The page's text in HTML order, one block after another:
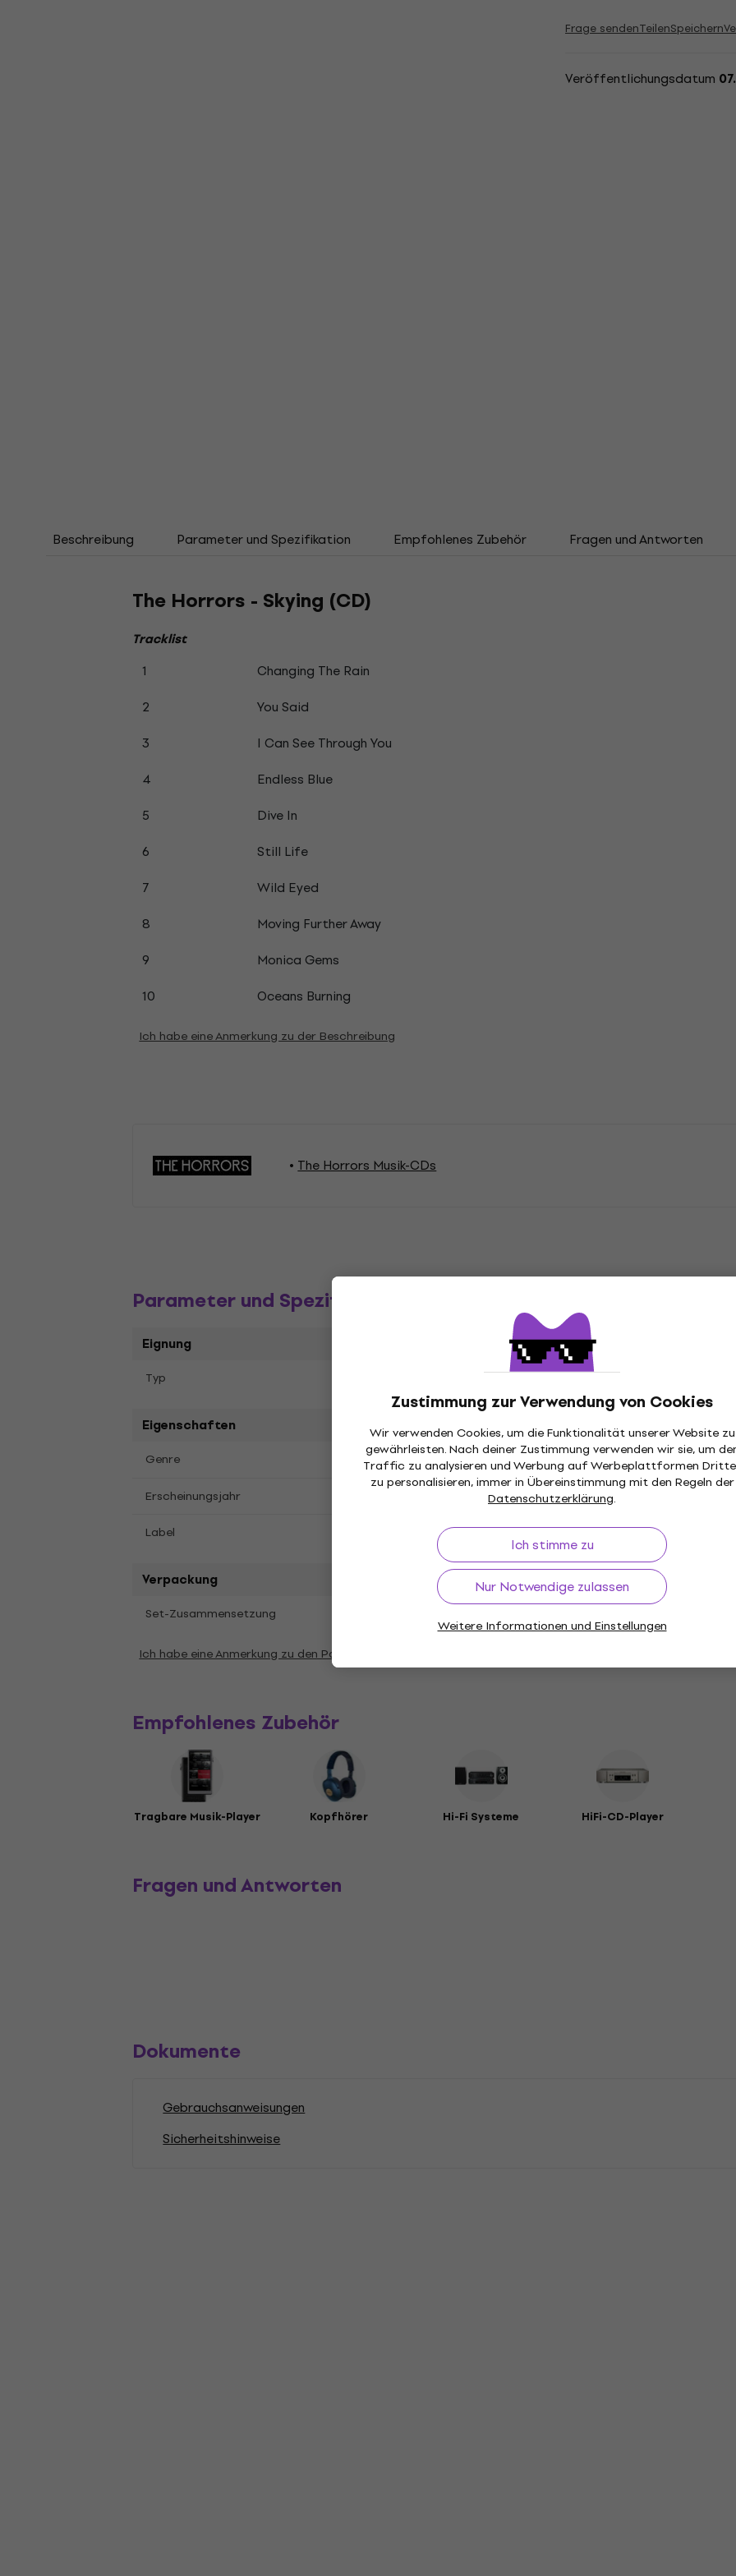
Zustimmung zur Verwendung von Cookies
Wir verwenden Cookies, um die Funktionalität unserer Website zu
gewährleisten. Nach deiner Zustimmung verwenden wir sie, um
Traffic zu analysieren und Werbung auf Werbeplattformen
zu personalisieren, immer in Übereinstimmung mit den Regeln der
Datenschutzerklärung.
Ich stimme zu
Nur Notwendige zulassen
Weitere Informationen und Einstellungen
Frage sendenTeilenSpeichern
Veröffentlichungsdatum
Beschreibung Parameter und Spezifikation Empfohlenes Zubehör Fragen und Antworten
The Horrors - Skying (CD)
Tracklist
1 Changing The Rain
2
You Said
3
I Can See Through You
4
Endless Blue
5
Dive In
6
Still Life
7
Wild Eyed
8
Moving Further Away
9
Monica Gems
10
Oceans Burning
Ich habe eine Anmerkung zu der Beschreibung
The Horrors Musik-CDs
Parameter und Spezifikation
Eignung
Typ
Eigenschaften
Genre Electronic,Rock Subgenre
Erscheinungsjahr Veröffentlichungsdatum
Label
Verpackung
Set-Zusammensetzung
Ich habe eine Anmerkung zu den Parametern
Empfohlenes Zubehör
Tragbare Musik-Player Kopfhörer Hi-Fi Systeme HiFi-CD-Player
Fragen und Antworten
Dokumente
Gebrauchsanweisungen
Sicherheitshinweise